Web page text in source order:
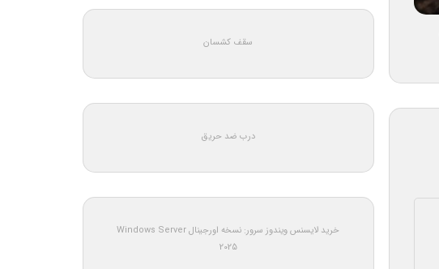
سقف کشسان
درب ضد حریق
خرید لایسنس ویندوز سرور: نسخه اورجینال Windows Server
2025